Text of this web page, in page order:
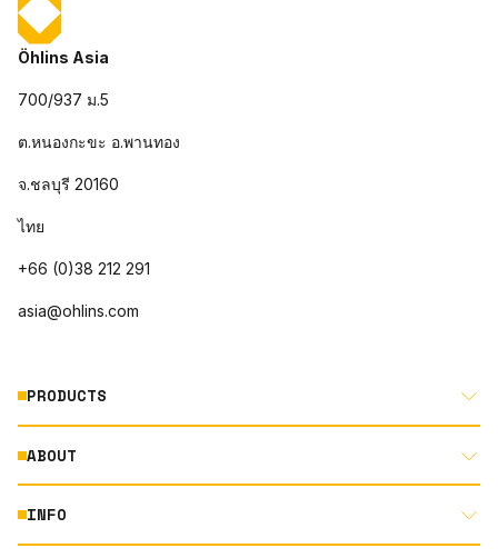
Öhlins Asia
700/937 ม.5
ต.หนองกะขะ อ.พานทอง
จ.ชลบุรี 20160
ไทย
+66 (0)38 212 291
asia@ohlins.com
PRODUCTS
MOTORCYCLE
AUTOMOTIVE
ABOUT
ABOUT US
INFO